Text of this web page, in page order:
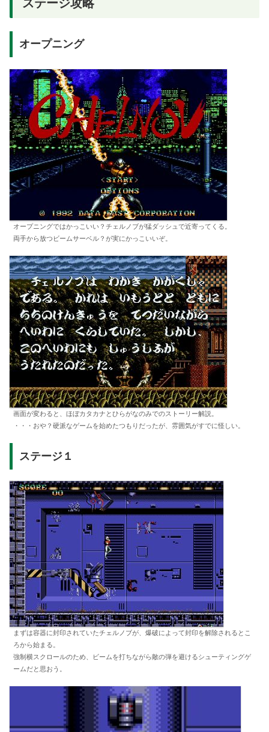
ステージ攻略
オープニング
オープニングではかっこいい？チェルノブが猛ダッシュで近寄ってくる。
両手から放つビームサーベル？が実にかっこいいぞ。
画面が変わると、ほぼカタカナとひらがなのみでのストーリー解説。
・・・おや？硬派なゲームを始めたつもりだったが、雰囲気がすでに怪しい。
ステージ１
まずは容器に封印されていたチェルノブが、爆破によって封印を解除されるとこ
ろから始まる。
強制横スクロールのため、ビームを打ちながら敵の弾を避けるシューティングゲ
ームだと思おう。